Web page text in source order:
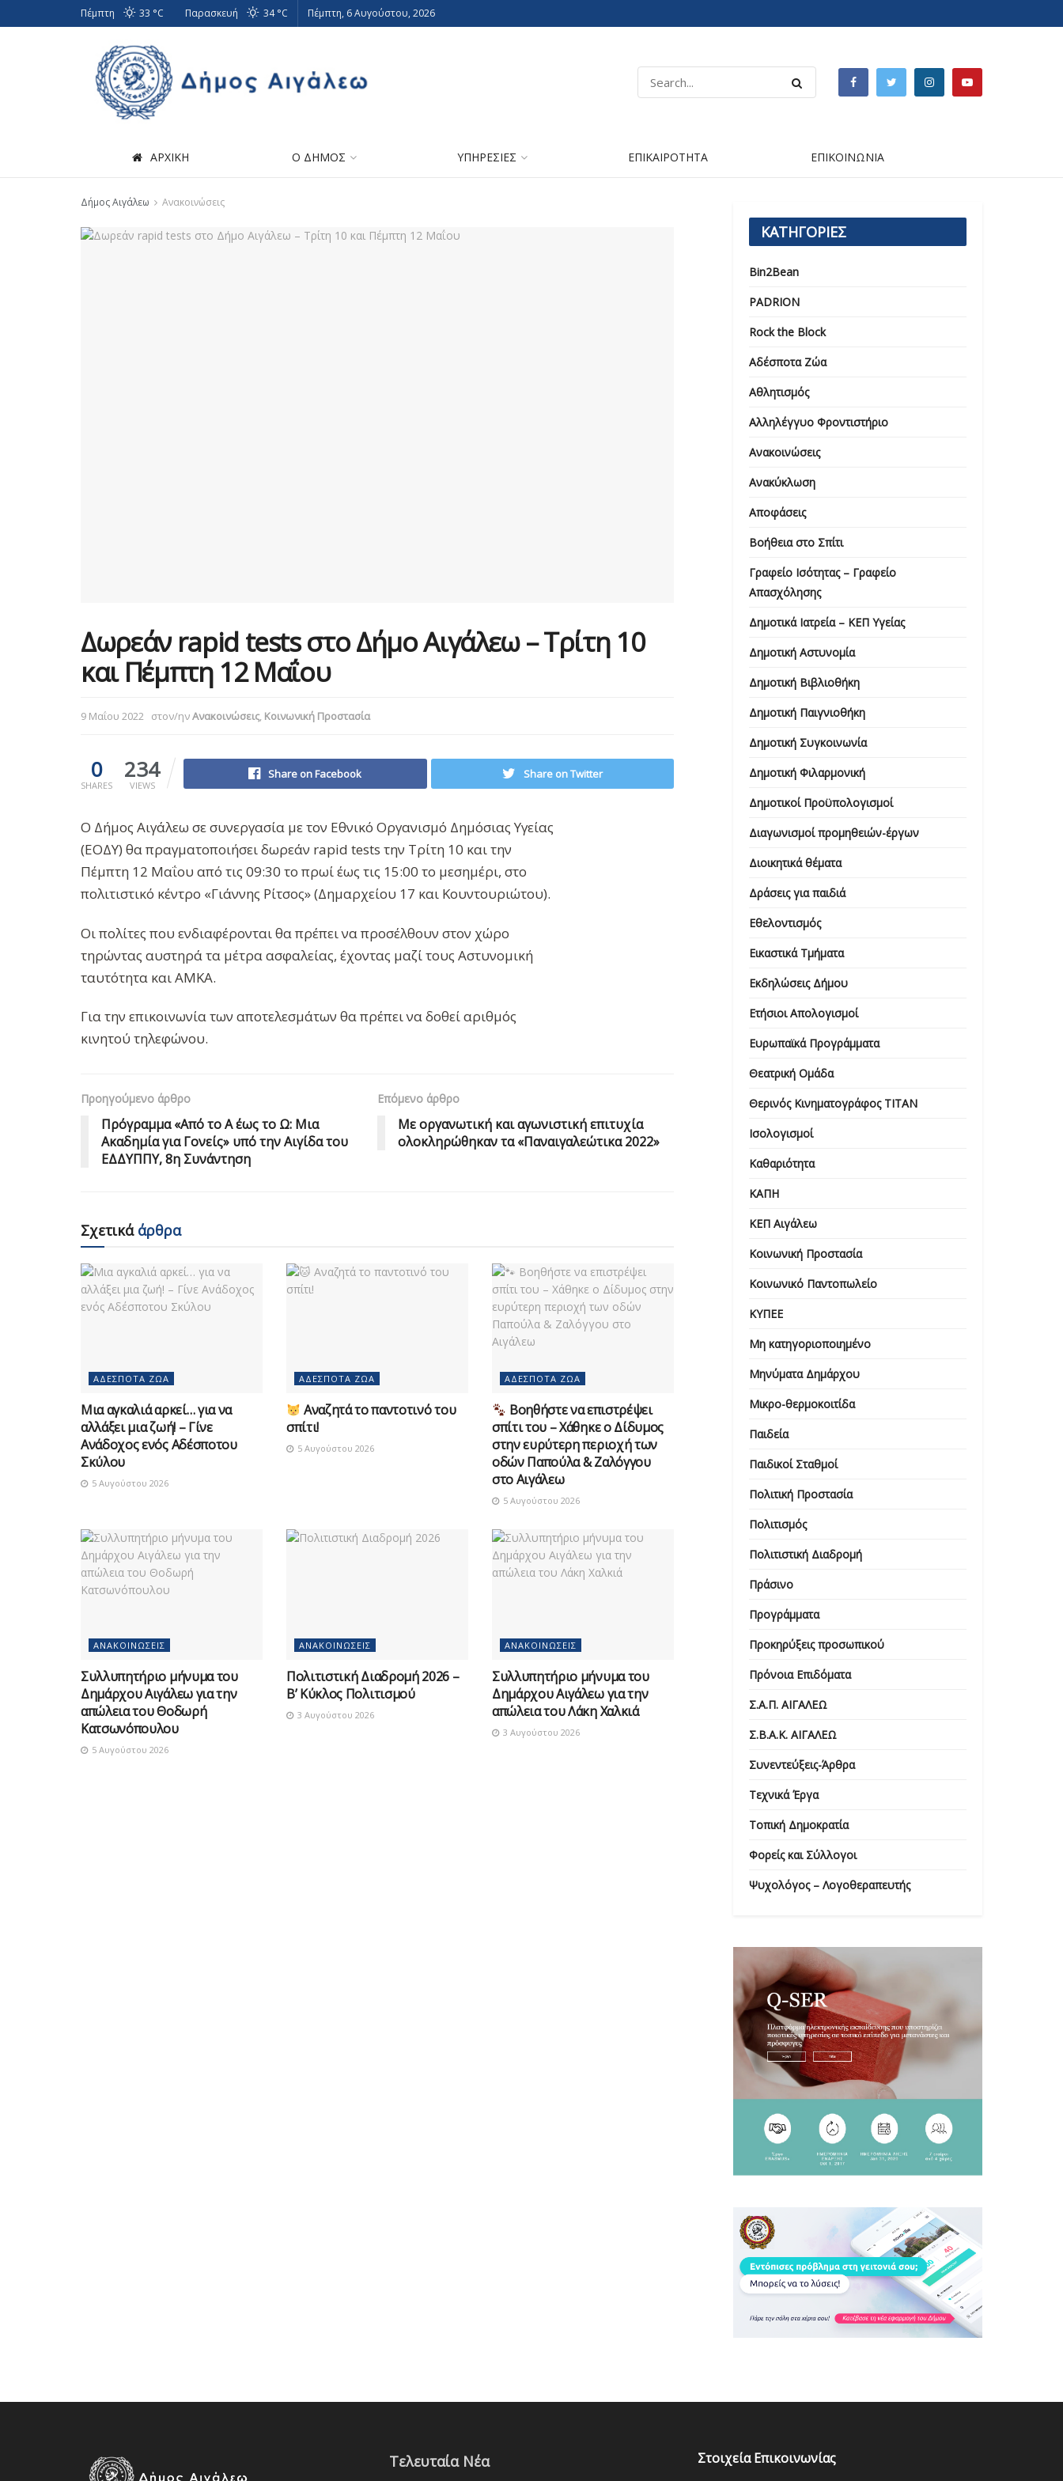
Πέμπτη 33 °C Παρασκευή 34 °C Πέμπτη, 6 Αυγούστου, 2026
ΑΡΧΙΚΗ Ο ΔΗΜΟΣ ΥΠΗΡΕΣΙΕΣ ΕΠΙΚΑΙΡΟΤΗΤΑ ΕΠΙΚΟΙΝΩΝΙΑ
Δήμος Αιγάλεω Ανακοινώσεις
Δωρεάν rapid tests στο Δήμο Αιγάλεω – Τρίτη 10
και Πέμπτη 12 Μαΐου
9 Μαΐου 2022 στον/ηνΑνακοινώσεις, Κοινωνική Προστασία
0
SHARES
234
VIEWS
Share on Facebook Share on Twitter
Ο Δήμος Αιγάλεω σε συνεργασία με τον Εθνικό Οργανισμό Δημόσιας Υγείας
(ΕΟΔΥ) θα πραγματοποιήσει δωρεάν rapid tests την Τρίτη 10 και την
Πέμπτη 12 Μαΐου από τις 09:30 το πρωί έως τις 15:00 το μεσημέρι, στο
πολιτιστικό κέντρο «Γιάννης Ρίτσος» (Δημαρχείου 17 και Κουντουριώτου).
Οι πολίτες που ενδιαφέρονται θα πρέπει να προσέλθουν στον χώρο
τηρώντας αυστηρά τα μέτρα ασφαλείας, έχοντας μαζί τους Αστυνομική
ταυτότητα και ΑΜΚΑ.
Για την επικοινωνία των αποτελεσμάτων θα πρέπει να δοθεί αριθμός
κινητού τηλεφώνου.
Προηγούμενο άρθρο
Πρόγραμμα «Από το Α έως το Ω: Μια
Ακαδημία για Γονείς» υπό την Αιγίδα του
ΕΔΔΥΠΠΥ, 8η Συνάντηση
Επόμενο άρθρο
Με οργανωτική και αγωνιστική επιτυχία
ολοκληρώθηκαν τα «Παναιγαλεώτικα 2022»
Σχετικάάρθρα
ΑΔΈΣΠΟΤΑ ΖΏΑ
Μια αγκαλιά αρκεί… για να
αλλάξει μια ζωή! – Γίνε
Ανάδοχος ενός Αδέσποτου
Σκύλου
5 Αυγούστου 2026
ΑΔΈΣΠΟΤΑ ΖΏΑ
Αναζητά το παντοτινό του
σπίτι!
5 Αυγούστου 2026
ΑΔΈΣΠΟΤΑ ΖΏΑ
Βοηθήστε να επιστρέψει
σπίτι του – Χάθηκε ο Δίδυμος
στην ευρύτερη περιοχή των
οδών Παπούλα & Ζαλόγγου
στο Αιγάλεω
5 Αυγούστου 2026
ΑΝΑΚΟΙΝΏΣΕΙΣ
Συλλυπητήριο μήνυμα του
Δημάρχου Αιγάλεω για την
απώλεια του Θοδωρή
Κατσωνόπουλου
5 Αυγούστου 2026
ΑΝΑΚΟΙΝΏΣΕΙΣ
Πολιτιστική Διαδρομή 2026 –
Β’ Κύκλος Πολιτισμού
3 Αυγούστου 2026
ΑΝΑΚΟΙΝΏΣΕΙΣ
Συλλυπητήριο μήνυμα του
Δημάρχου Αιγάλεω για την
απώλεια του Λάκη Χαλκιά
3 Αυγούστου 2026
ΚΑΤΗΓΟΡΙΕΣ
Bin2Bean
PADRION
Rock the Block
Αδέσποτα Ζώα
Αθλητισμός
Αλληλέγγυο Φροντιστήριο
Ανακοινώσεις
Ανακύκλωση
Αποφάσεις
Βοήθεια στο Σπίτι
Γραφείο Ισότητας – Γραφείο
Απασχόλησης
Δημοτικά Ιατρεία – ΚΕΠ Υγείας
Δημοτική Αστυνομία
Δημοτική Βιβλιοθήκη
Δημοτική Παιγνιοθήκη
Δημοτική Συγκοινωνία
Δημοτική Φιλαρμονική
Δημοτικοί Προϋπολογισμοί
Διαγωνισμοί προμηθειών-έργων
Διοικητικά θέματα
Δράσεις για παιδιά
Εθελοντισμός
Εικαστικά Τμήματα
Εκδηλώσεις Δήμου
Ετήσιοι Απολογισμοί
Ευρωπαϊκά Προγράμματα
Θεατρική Ομάδα
Θερινός Κινηματογράφος ΤΙΤΑΝ
Ισολογισμοί
Καθαριότητα
ΚΑΠΗ
ΚΕΠ Αιγάλεω
Κοινωνική Προστασία
Κοινωνικό Παντοπωλείο
ΚΥΠΕΕ
Μη κατηγοριοποιημένο
Μηνύματα Δημάρχου
Μικρο-θερμοκοιτίδα
Παιδεία
Παιδικοί Σταθμοί
Πολιτική Προστασία
Πολιτισμός
Πολιτιστική Διαδρομή
Πράσινο
Προγράμματα
Προκηρύξεις προσωπικού
Πρόνοια Επιδόματα
Σ.Α.Π. ΑΙΓΑΛΕΩ
Σ.Β.Α.Κ. ΑΙΓΑΛΕΩ
Συνεντεύξεις-Άρθρα
Τεχνικά Έργα
Τοπική Δημοκρατία
Φορείς και Σύλλογοι
Ψυχολόγος – Λογοθεραπευτής
Τελευταία Νέα Στοιχεία Επικοινωνίας